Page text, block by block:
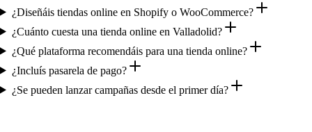
¿Diseñáis tiendas online en Shopify o WooCommerce?
¿Cuánto cuesta una tienda online en Valladolid?
¿Qué plataforma recomendáis para una tienda online?
¿Incluís pasarela de pago?
¿Se pueden lanzar campañas desde el primer día?